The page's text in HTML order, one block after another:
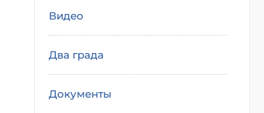
Видео
Два града
Документы